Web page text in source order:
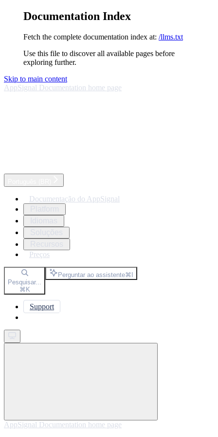
Documentation Index
Fetch the complete documentation index at: /llms.txt
Use this file to discover all available pages before
exploring further.
Skip to main content
AppSignal Documentation home page
Documentação do AppSignal
Preços
Pesquisar...
⌘K
Perguntar ao assistente⌘I
Support
AppSignal Documentation home page